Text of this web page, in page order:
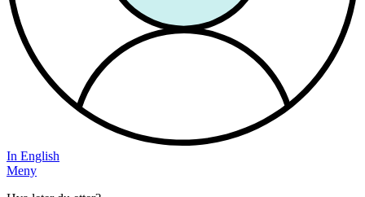
In English
Meny